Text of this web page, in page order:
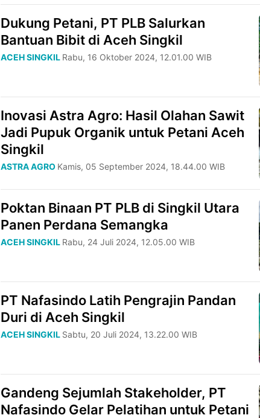
Dukung Petani, PT PLB Salurkan
Bantuan Bibit di Aceh Singkil
ACEH SINGKIL Rabu, 16 Oktober 2024, 12.01.00 WIB
Inovasi Astra Agro: Hasil Olahan Sawit
Jadi Pupuk Organik untuk Petani Aceh
Singkil
ASTRA AGRO Kamis, 05 September 2024, 18.44.00 WIB
Poktan Binaan PT PLB di Singkil Utara
Panen Perdana Semangka
ACEH SINGKIL Rabu, 24 Juli 2024, 12.05.00 WIB
PT Nafasindo Latih Pengrajin Pandan
Duri di Aceh Singkil
ACEH SINGKIL Sabtu, 20 Juli 2024, 13.22.00 WIB
Gandeng Sejumlah Stakeholder, PT
Nafasindo Gelar Pelatihan untuk Petani